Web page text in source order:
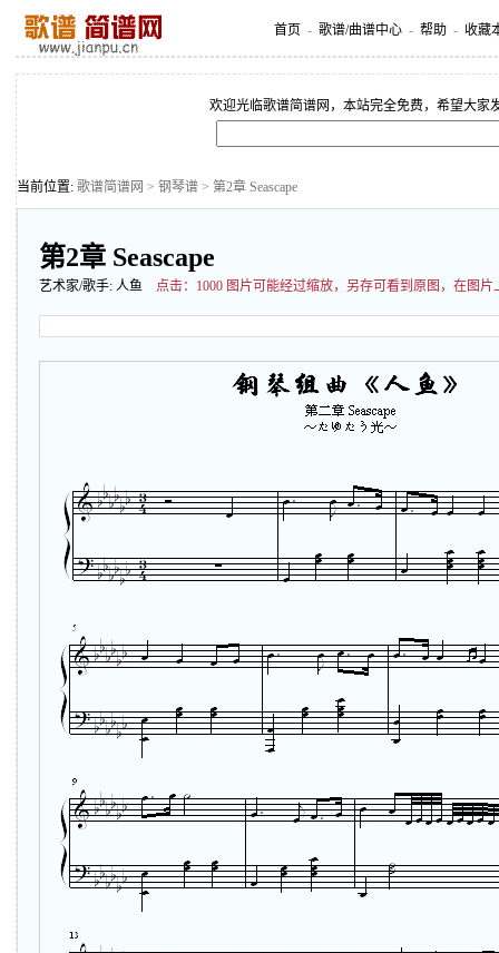
首页 - 歌谱/曲谱中心 - 帮助 - 收藏
欢迎光临歌谱简谱网，本站完全免费，希望大家
当前位置: 歌谱简谱网 > 钢琴谱 > 第2章 Seascape
第2章 Seascape
艺术家/歌手: 人鱼 点击： 1000 图片可能经过缩放，另存可看到原图，在图